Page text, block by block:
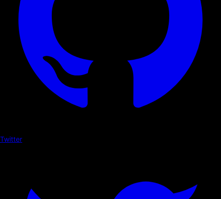
Twitter